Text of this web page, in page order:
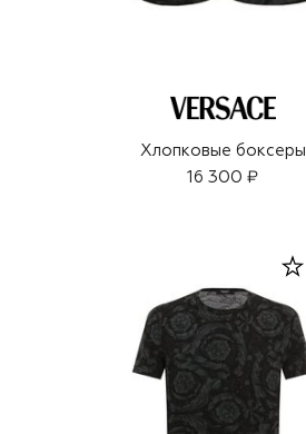
Хлопковые боксеры
16 300 ₽